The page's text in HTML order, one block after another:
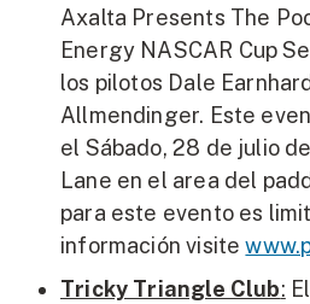
Axalta Presents The
Energy NASCAR Cup
los pilotos Dale
Allmendinger. Este
el Sábado, 28 de julio
Lane en el area del
para este evento es
información visite
Tricky Triangle Club: